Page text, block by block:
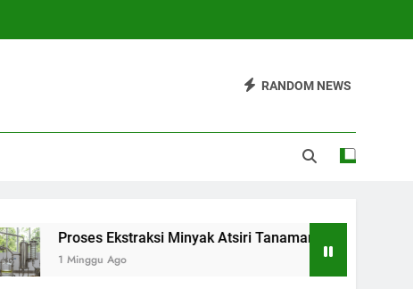
RANDOM NEWS
Proses Ekstraksi Minyak Atsiri Tanaman dari Bahan hingga
1 Minggu Ago